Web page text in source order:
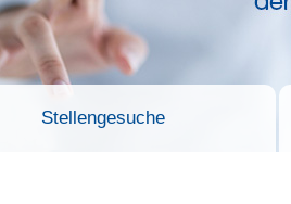
Stellengesuche